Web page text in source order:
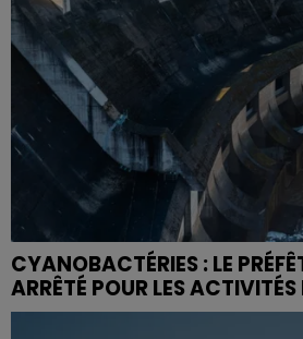
CYANOBACTÉRIES : LE
ARRÊTÉ POUR LES ACTIVITÉS